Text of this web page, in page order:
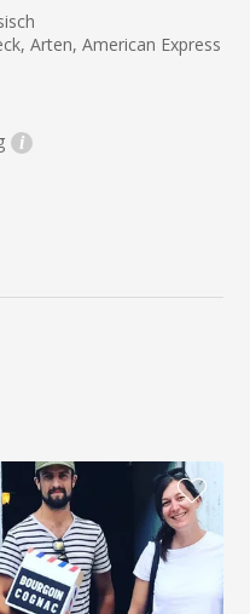
Arten, American Express
i